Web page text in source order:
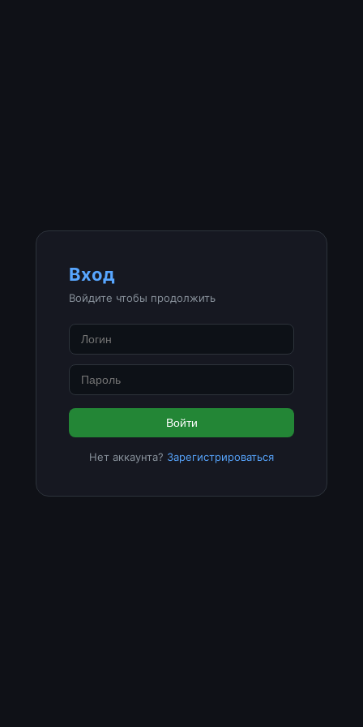
Вход
Войдите чтобы продолжить
Войти
Нет аккаунта? Зарегистрироваться